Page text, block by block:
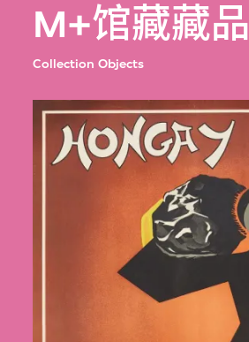
M+馆藏藏品
Collection Objects